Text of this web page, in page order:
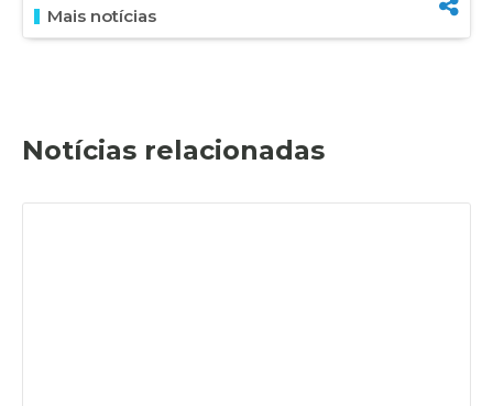
Mais notícias
Notícias relacionadas